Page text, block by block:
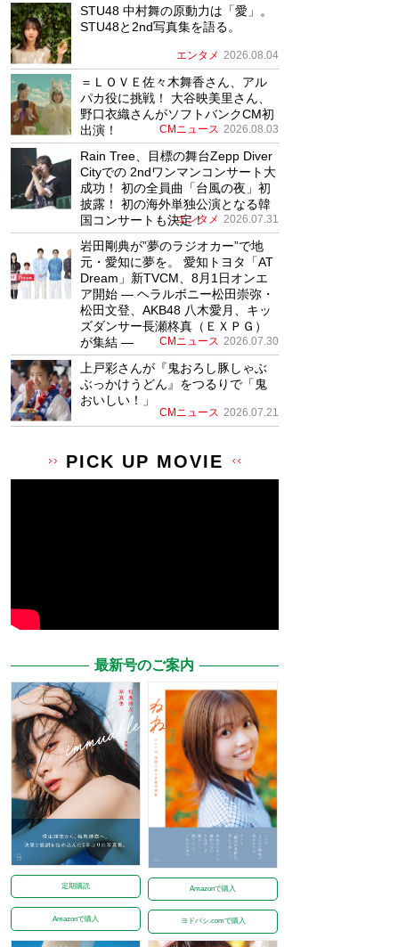
STU48 中村舞の原動力は「愛」。
STU48と2nd写真集を語る。
エンタメ 2026.08.04
＝ＬＯＶＥ佐々木舞香さん、アル
パカ役に挑戦！ 大谷映美里さん、
野口衣織さんがソフトバンクCM初
出演！
CMニュース 2026.08.03
Rain Tree、目標の舞台Zepp Diver
Cityでの 2ndワンマンコンサート大
成功！ 初の全員曲「台風の夜」初
披露！ 初の海外単独公演となる韓
国コンサートも決定！
エンタメ 2026.07.31
岩田剛典が”夢のラジオカー”で地
元・愛知に夢を。 愛知トヨタ「AT
Dream」新TVCM、8月1日オンエ
ア開始 ― ヘラルボニー松田崇弥・
松田文登、AKB48 八木愛月、キッ
ズダンサー長瀬柊真（ＥＸＰＧ）
が集結 ―
CMニュース 2026.07.30
上戸彩さんが『鬼おろし豚しゃぶ
ぶっかけうどん』をつるりで「鬼
おいしい！」
CMニュース 2026.07.21
PICK UP MOVIE
最新号のご案内
定期購読
Amazonで購入
Amazonで購入
ヨドバシ.comで購入